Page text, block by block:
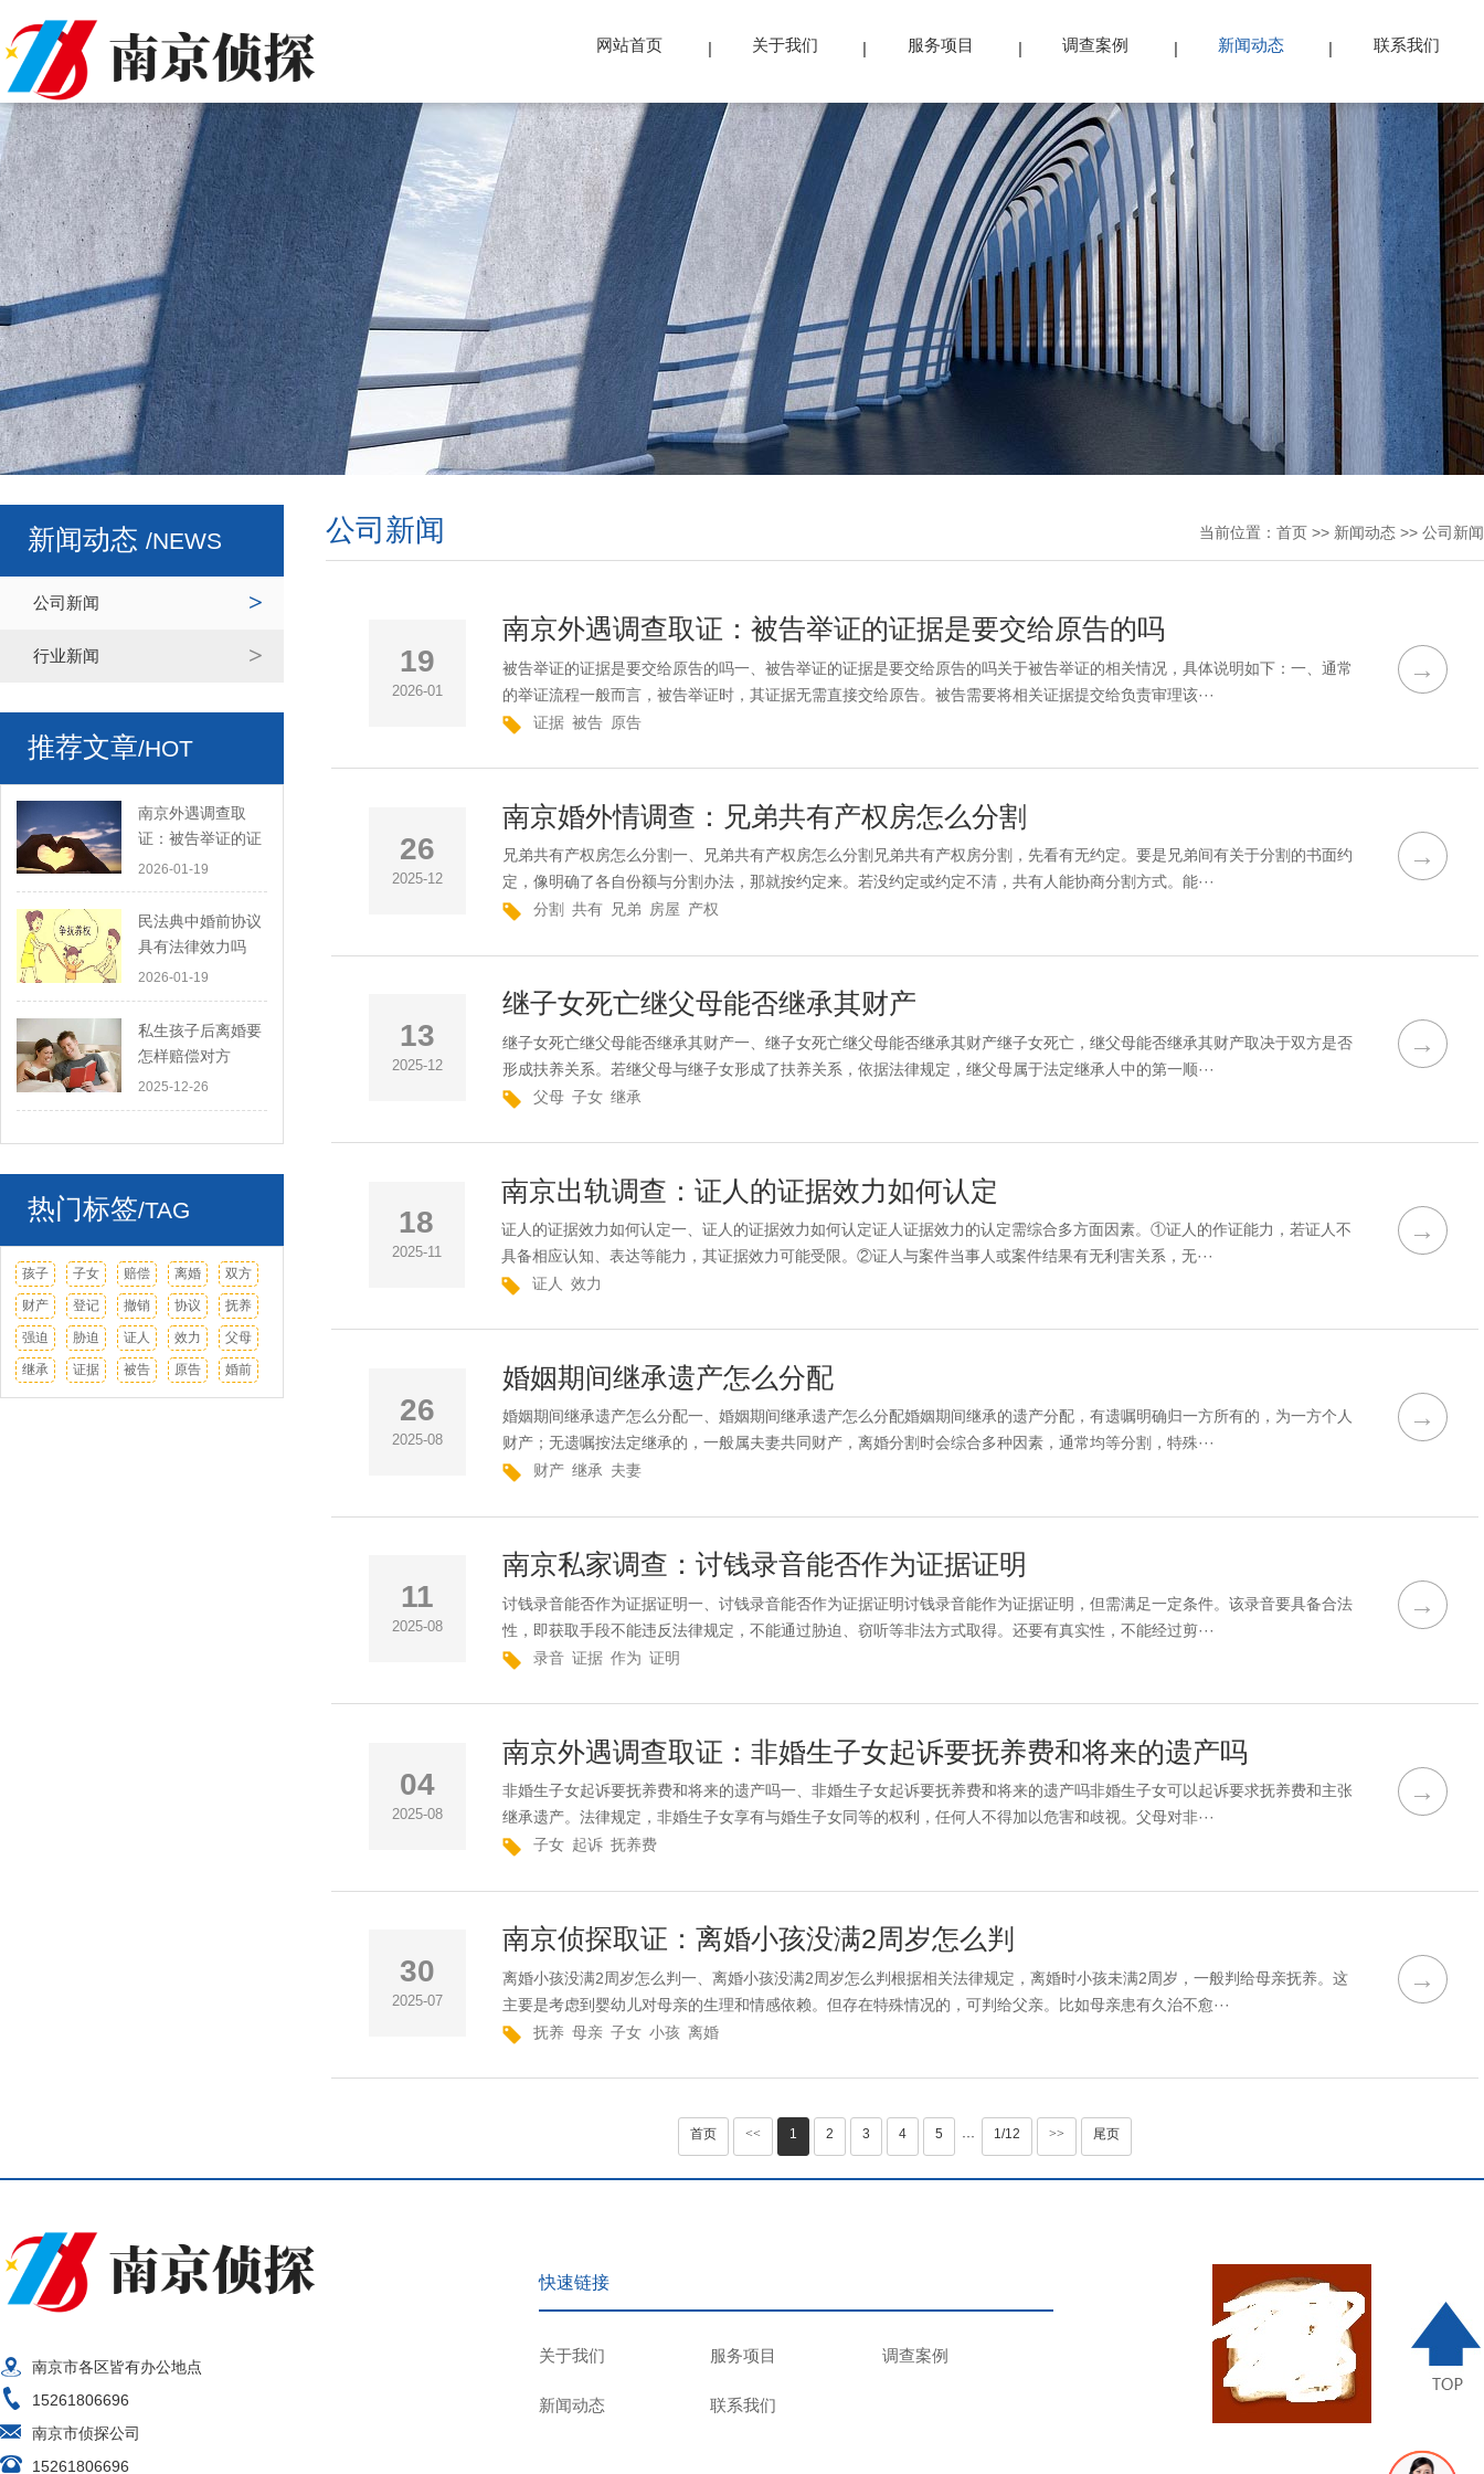
网站首页 关于我们 服务项目 调查案例 新闻动态 联系我们
新闻动态 /NEWS
公司新闻
行业新闻
推荐文章/HOT
南京外遇调查取
证：被告举证的证
据是要交给原告的
吗
2026-01-19
民法典中婚前协议
具有法律效力吗
2026-01-19
私生孩子后离婚要
怎样赔偿对方
2025-12-26
热门标签/TAG
孩子 子女 赔偿 离婚 双方
财产 登记 撤销 协议 抚养
强迫 胁迫 证人 效力 父母
继承 证据 被告 原告 婚前
当前位置： 首页 >> 新闻动态 >> 公司新闻
公司新闻
→
19
2026-01
南京外遇调查取证：被告举证的证据是要交给原告的吗
被告举证的证据是要交给原告的吗一、被告举证的证据是要交给原告的吗关于被告举证的相关情况，具体说明如下：一、通常
的举证流程一般而言，被告举证时，其证据无需直接交给原告。被告需要将相关证据提交给负责审理该···
证据 被告 原告
→
26
2025-12
南京婚外情调查：兄弟共有产权房怎么分割
兄弟共有产权房怎么分割一、兄弟共有产权房怎么分割兄弟共有产权房分割，先看有无约定。要是兄弟间有关于分割的书面约
定，像明确了各自份额与分割办法，那就按约定来。若没约定或约定不清，共有人能协商分割方式。能···
分割
共有 兄弟 房屋 产权
→
13
2025-12
继子女死亡继父母能否继承其财产
继子女死亡继父母能否继承其财产一、继子女死亡继父母能否继承其财产继子女死亡，继父母能否继承其财产取决于双方是否
形成扶养关系。若继父母与继子女形成了扶养关系，依据法律规定，继父母属于法定继承人中的第一顺···
父母 子女 继承
→
18
2025-11
南京出轨调查：证人的证据效力如何认定
证人的证据效力如何认定一、证人的证据效力如何认定证人证据效力的认定需综合多方面因素。①证人的作证能力，若证人不
具备相应认知、表达等能力，其证据效力可能受限。②证人与案件当事人或案件结果有无利害关系，无···
证人
效力
→
26
2025-08
婚姻期间继承遗产怎么分配
婚姻期间继承遗产怎么分配一、婚姻期间继承遗产怎么分配婚姻期间继承的遗产分配，有遗嘱明确归一方所有的，为一方个人
财产；无遗嘱按法定继承的，一般属夫妻共同财产，离婚分割时会综合多种因素，通常均等分割，特殊···
财产 继承 夫妻
→
11
2025-08
南京私家调查：讨钱录音能否作为证据证明
讨钱录音能否作为证据证明一、讨钱录音能否作为证据证明讨钱录音能作为证据证明，但需满足一定条件。该录音要具备合法
性，即获取手段不能违反法律规定，不能通过胁迫、窃听等非法方式取得。还要有真实性，不能经过剪···
录音 证据 作为 证明
→
04
2025-08
南京外遇调查取证：非婚生子女起诉要抚养费和将来的遗产吗
非婚生子女起诉要抚养费和将来的遗产吗一、非婚生子女起诉要抚养费和将来的遗产吗非婚生子女可以起诉要求抚养费和主张
继承遗产。法律规定，非婚生子女享有与婚生子女同等的权利，任何人不得加以危害和歧视。父母对非···
子女 起诉 抚养费
→
30
2025-07
南京侦探取证：离婚小孩没满2周岁怎么判
离婚小孩没满2周岁怎么判一、离婚小孩没满2周岁怎么判根据相关法律规定，离婚时小孩未满2周岁，一般判给母亲抚养。这
主要是考虑到婴幼儿对母亲的生理和情感依赖。但存在特殊情况的，可判给父亲。比如母亲患有久治不愈···
抚养 母亲 子女 小孩 离婚
首页 << 1 2 3 4 5 ··· 1/12 >> 尾页
南京市各区皆有办公地点
15261806696
南京市侦探公司
15261806696
快速链接
关于我们 服务项目 调查案例
新闻动态 联系我们